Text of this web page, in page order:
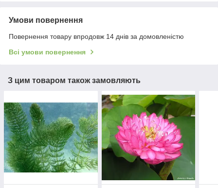
Умови повернення
Повернення товару впродовж 14 днів за домовленістю
Всі умови повернення
З цим товаром також замовляють